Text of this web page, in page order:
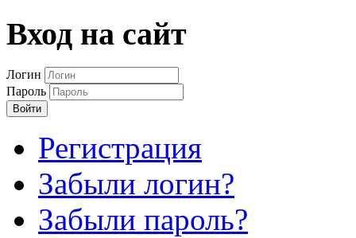
Вход на сайт
Логин
Пароль
Войти
Регистрация
Забыли логин?
Забыли пароль?